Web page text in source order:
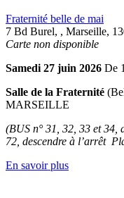
Fraternité belle de mai
7 Bd Burel, , Marseille,
Carte non disponible
Samedi 27 juin 2026 De
Salle de la Fraternité
MARSEILLE
(BUS n° 31, 32, 33 et 34,
72, descendre à l’arrêt
En savoir plus